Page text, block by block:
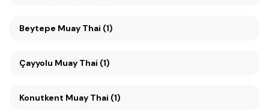
Beytepe Muay Thai (1)
Çayyolu Muay Thai (1)
Konutkent Muay Thai (1)